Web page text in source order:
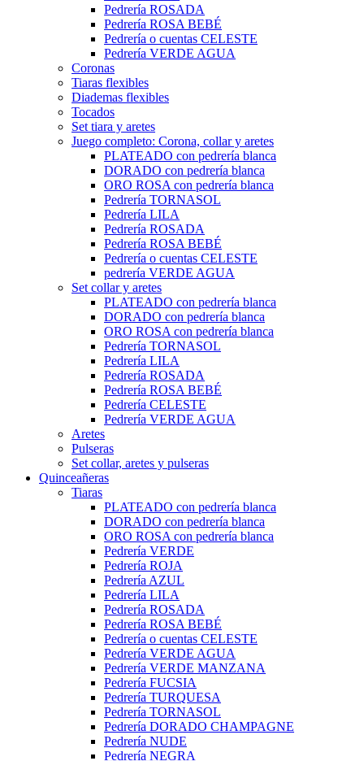
Pedrería ROSADA
Pedrería ROSA BEBÉ
Pedrería o cuentas CELESTE
Pedrería VERDE AGUA
Coronas
Tiaras flexibles
Diademas flexibles
Tocados
Set tiara y aretes
Juego completo: Corona, collar y aretes
PLATEADO con pedrería blanca
DORADO con pedrería blanca
ORO ROSA con pedrería blanca
Pedrería TORNASOL
Pedrería LILA
Pedrería ROSADA
Pedrería ROSA BEBÉ
Pedrería o cuentas CELESTE
pedrería VERDE AGUA
Set collar y aretes
PLATEADO con pedrería blanca
DORADO con pedrería blanca
ORO ROSA con pedrería blanca
Pedrería TORNASOL
Pedrería LILA
Pedrería ROSADA
Pedrería ROSA BEBÉ
Pedrería CELESTE
Pedrería VERDE AGUA
Aretes
Pulseras
Set collar, aretes y pulseras
Quinceañeras
Tiaras
PLATEADO con pedrería blanca
DORADO con pedrería blanca
ORO ROSA con pedrería blanca
Pedrería VERDE
Pedrería ROJA
Pedrería AZUL
Pedrería LILA
Pedrería ROSADA
Pedrería ROSA BEBÉ
Pedrería o cuentas CELESTE
Pedrería VERDE AGUA
Pedrería VERDE MANZANA
Pedrería FUCSIA
Pedrería TURQUESA
Pedrería TORNASOL
Pedrería DORADO CHAMPAGNE
Pedrería NUDE
Pedrería NEGRA